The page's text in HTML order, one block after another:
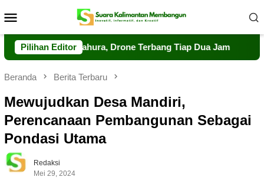
ke
Mobile
Pilihan Editor
Tahura, Drone Terbang Tiap Dua Jam
Beranda Berita Terbaru
Mewujudkan Desa Mandiri,
Perencanaan Pembangunan Sebagai
Pondasi Utama
Redaksi
Mei 29, 2024